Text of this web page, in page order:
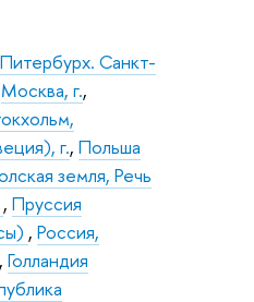
Санкт-
Москва, г.,
г., Польша
земля, Речь
, Пруссия
, Россия,
, Голландия